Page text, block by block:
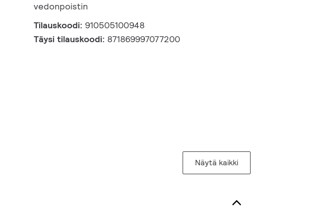
vedonpoistin
Tilauskoodi: 910505100948
Täysi tilauskoodi: 871869997077200
Näytä kaikki